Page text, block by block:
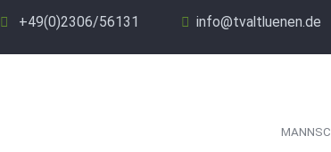
+49(0)2306/56131 info@tvaltluenen.de